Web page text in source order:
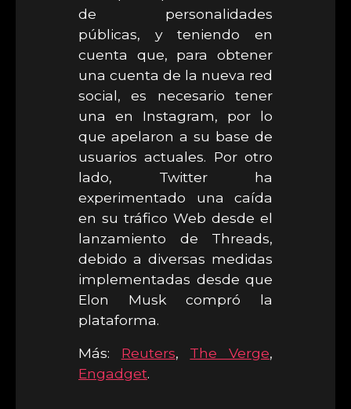
de personalidades
públicas, y teniendo en
cuenta que, para obtener
una cuenta de la nueva red
social, es necesario tener
una en Instagram, por lo
que apelaron a su base de
usuarios actuales. Por otro
lado, Twitter ha
experimentado una caída
en su tráfico Web desde el
lanzamiento de Threads,
debido a diversas medidas
implementadas desde que
Elon Musk compró la
plataforma.
Más: Reuters, The Verge,
Engadget.